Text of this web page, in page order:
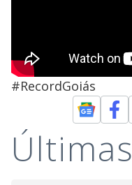
#RecordGoiás
Últimas